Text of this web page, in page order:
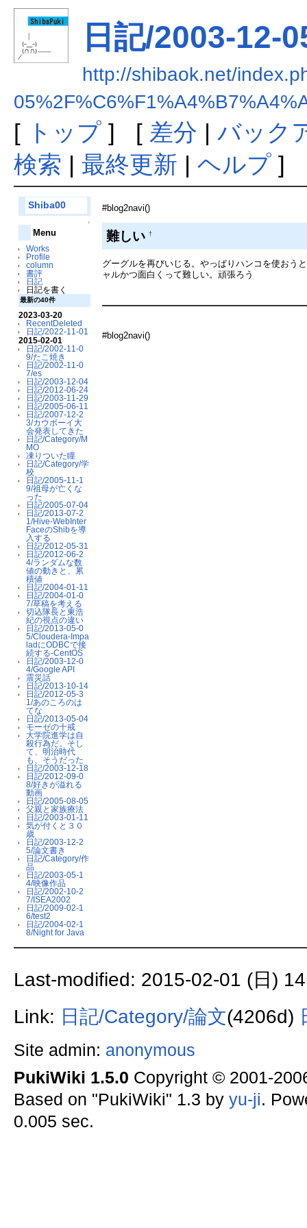
日記/2003-12-
http://shibaok.net/
[ トップ] [ 差分 | バック
検索 | 最終更新 | ヘルプ]
Shiba00
↑
Menu
Works
Profile
column
書評
日記
日記を書く
最新の40件
2023-03-20
RecentDeleted
日記/2022-11-01
2015-02-01
日記/2002-11-0
9/たこ焼き
日記/2002-11-0
7/es
日記/2003-12-04
日記/2012-06-24
日記/2003-11-29
日記/2005-06-11
日記/2007-12-2
3/カウボーイ大
会発表してきた
日記/Category/M
MO
凍りついた瞳
日記/Category/学
校
日記/2005-11-1
9/祖母が亡くな
った
日記/2005-07-04
日記/2013-07-2
1/Hive-WebInter
FaceのShibを導
入する
日記/2012-05-31
日記/2012-06-2
4/ランダムな数
値の動きと、累
積値
日記/2004-01-11
日記/2004-01-0
7/草稿を考える
切込隊長と東浩
紀の視点の違い
日記/2013-05-0
5/Cloudera-Impa
ladにODBCで接
続する-CentOS
日記/2003-12-0
4/Google API
震災話
日記/2013-10-14
日記/2012-05-3
1/あのころのは
てな
日記/2013-05-04
モーゼの十戒
大学院進学は自
殺行為だ。そし
て、明治時代
も、そうだった
日記/2003-12-18
日記/2012-09-0
8/好きが溢れる
動画
日記/2005-08-05
父親と家族療法
日記/2003-01-11
気が付くと３０
歳
日記/2003-12-2
5/論文書き
日記/Category/作
品
日記/2003-05-1
4/映像作品
日記/2002-10-2
7/ISEA2002
日記/2009-02-1
6/test2
日記/2004-02-1
8/Night for Java
#blog2navi()
難しい †
グーグルを再びいじる。やっぱりハンコを使おう
ャルかつ面白くって難しい。頑張ろう
#blog2navi()
Last-modified: 2015-02-01 (日)
Link: 日記/Category/論文(4206d)
Site admin: anonymous
PukiWiki 1.5.0 Copyright © 2001-
Based on "PukiWiki" 1.3 by yu-ji.
0.005 sec.